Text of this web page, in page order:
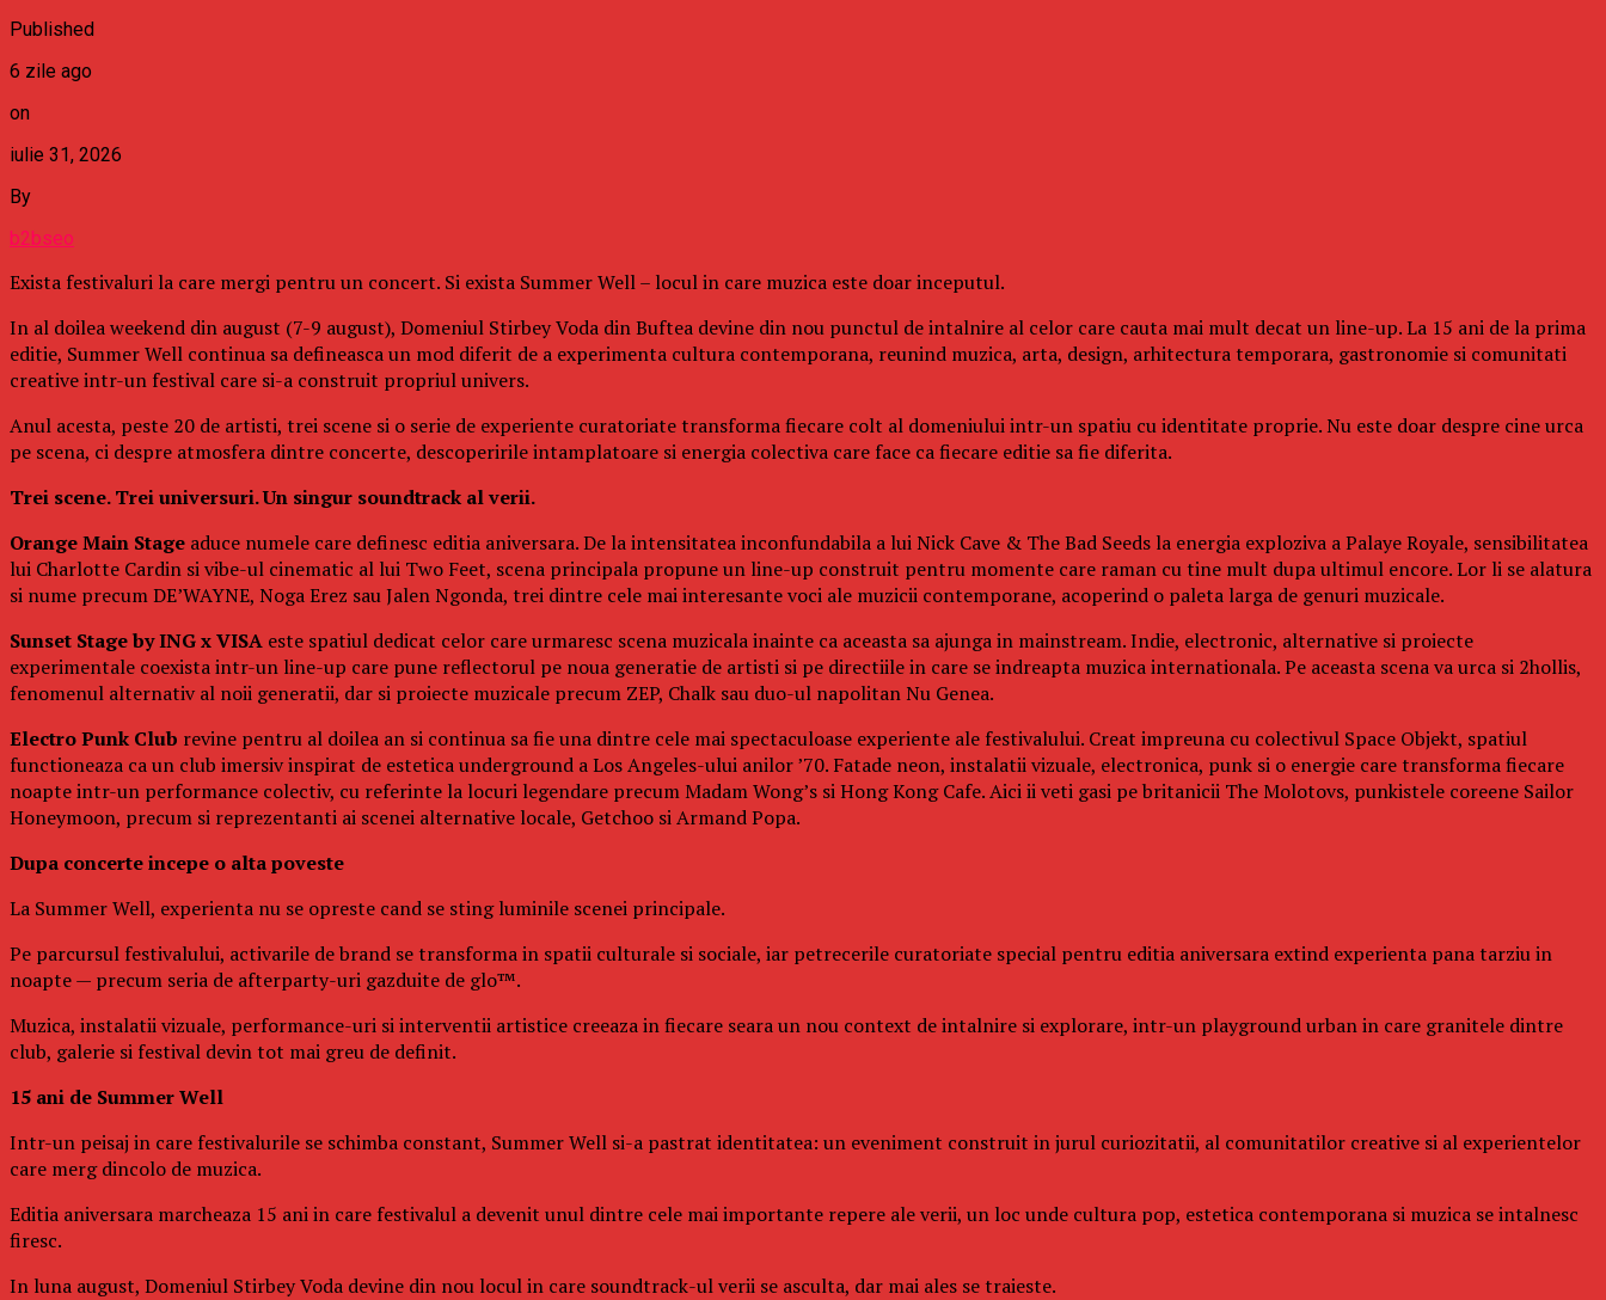
Published
6 zile ago
on
iulie 31, 2026
By
b2bseo
Exista festivaluri la care mergi pentru un concert. Si exista Summer Well – locul in care muzica este doar inceputul.
In al doilea weekend din august (7-9 august), Domeniul Stirbey Voda din Buftea devine din nou punctul de intalnire al celor care cauta mai mult decat un line-up. La 15 ani de la prima
editie, Summer Well continua sa defineasca un mod diferit de a experimenta cultura contemporana, reunind muzica, arta, design, arhitectura temporara, gastronomie si comunitati
creative intr-un festival care si-a construit propriul univers.
Anul acesta, peste 20 de artisti, trei scene si o serie de experiente curatoriate transforma fiecare colt al domeniului intr-un spatiu cu identitate proprie. Nu este doar despre cine urca
pe scena, ci despre atmosfera dintre concerte, descoperirile intamplatoare si energia colectiva care face ca fiecare editie sa fie diferita.
Trei scene. Trei universuri. Un singur soundtrack al verii.
Orange Main Stage aduce numele care definesc editia aniversara. De la intensitatea inconfundabila a lui Nick Cave & The Bad Seeds la energia exploziva a Palaye Royale, sensibilitatea
lui Charlotte Cardin si vibe-ul cinematic al lui Two Feet, scena principala propune un line-up construit pentru momente care raman cu tine mult dupa ultimul encore. Lor li se alatura
si nume precum DE’WAYNE, Noga Erez sau Jalen Ngonda, trei dintre cele mai interesante voci ale muzicii contemporane, acoperind o paleta larga de genuri muzicale.
Sunset Stage by ING x VISA este spatiul dedicat celor care urmaresc scena muzicala inainte ca aceasta sa ajunga in mainstream. Indie, electronic, alternative si proiecte
experimentale coexista intr-un line-up care pune reflectorul pe noua generatie de artisti si pe directiile in care se indreapta muzica internationala. Pe aceasta scena va urca si 2hollis,
fenomenul alternativ al noii generatii, dar si proiecte muzicale precum ZEP, Chalk sau duo-ul napolitan Nu Genea.
Electro Punk Club revine pentru al doilea an si continua sa fie una dintre cele mai spectaculoase experiente ale festivalului. Creat impreuna cu colectivul Space Objekt, spatiul
functioneaza ca un club imersiv inspirat de estetica underground a Los Angeles-ului anilor ’70. Fatade neon, instalatii vizuale, electronica, punk si o energie care transforma fiecare
noapte intr-un performance colectiv, cu referinte la locuri legendare precum Madam Wong’s si Hong Kong Cafe. Aici ii veti gasi pe britanicii The Molotovs, punkistele coreene Sailor
Honeymoon, precum si reprezentanti ai scenei alternative locale, Getchoo si Armand Popa.
Dupa concerte incepe o alta poveste
La Summer Well, experienta nu se opreste cand se sting luminile scenei principale.
Pe parcursul festivalului, activarile de brand se transforma in spatii culturale si sociale, iar petrecerile curatoriate special pentru editia aniversara extind experienta pana tarziu in
noapte — precum seria de afterparty-uri gazduite de glo™.
Muzica, instalatii vizuale, performance-uri si interventii artistice creeaza in fiecare seara un nou context de intalnire si explorare, intr-un playground urban in care granitele dintre
club, galerie si festival devin tot mai greu de definit.
15 ani de Summer Well
Intr-un peisaj in care festivalurile se schimba constant, Summer Well si-a pastrat identitatea: un eveniment construit in jurul curiozitatii, al comunitatilor creative si al experientelor
care merg dincolo de muzica.
Editia aniversara marcheaza 15 ani in care festivalul a devenit unul dintre cele mai importante repere ale verii, un loc unde cultura pop, estetica contemporana si muzica se intalnesc
firesc.
In luna august, Domeniul Stirbey Voda devine din nou locul in care soundtrack-ul verii se asculta, dar mai ales se traieste.